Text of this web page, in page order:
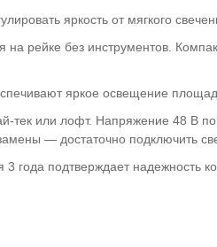
яркость от мягкого
рейке без инструментов.
яркое освещение
тек или лофт. Напряжение 48 В
— достаточно подключить
года подтверждает надежность